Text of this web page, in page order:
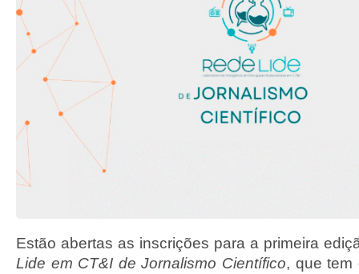
Estão abertas as inscrições para a primeira
Lide em CT&I de Jornalismo Científico, que tem